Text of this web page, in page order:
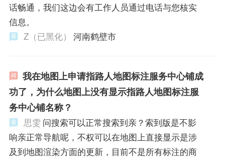
话畅通，我们这边会有工作人员通过电话与您核实
信息。
Z（已黑化）
河南鹤壁市
我在地图上申请指路人地图标注服务中心铺成
功了，为什么地图上没有显示指路人地图标注服
务中心铺名称？
思雯 问搜索可以正常搜索到亲？索到版是不影
响亲正常导航呢，不权可以在地图上直接显示是涉
及到地图渲染方面的更新，目前不是所有标注的商